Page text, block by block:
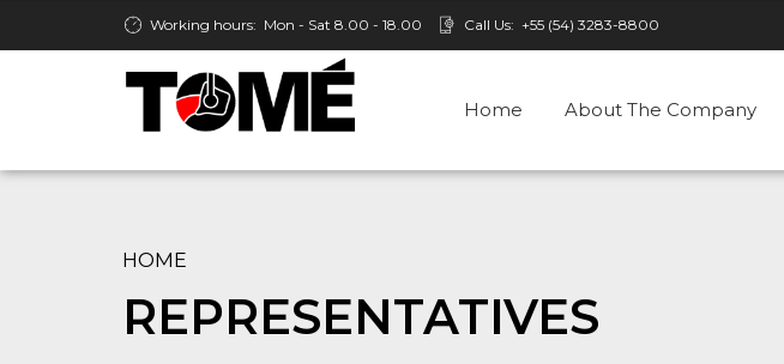
Working hours: Mon - Sat 8.00 - 18.00 Call Us: +55 (54) 3283-8800
Home About The Company
HOME
REPRESENTATIVES